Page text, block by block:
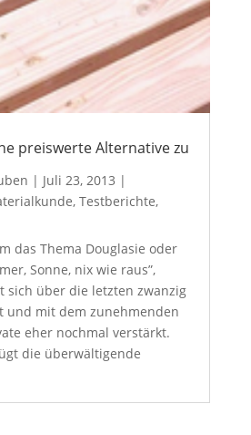
preiswerte Alternative zu
| Juli 23, 2013 |
, Testberichte,
das Thema Douglasie oder
Sonne, nix wie raus”,
sich über die letzten zwanzig
und mit dem zunehmenden
eher nochmal verstärkt.
die überwältigende